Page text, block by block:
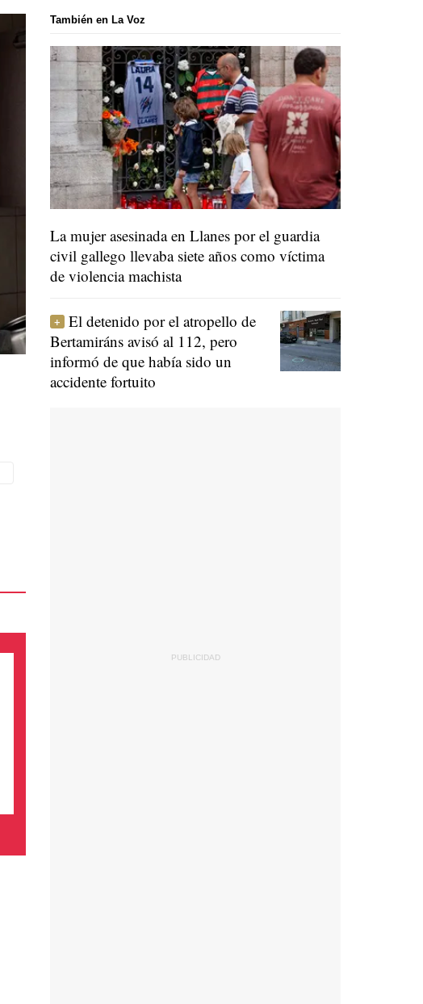
También en La Voz
La mujer asesinada en Llanes por el guardia
civil gallego llevaba siete años como víctima
de violencia machista
El detenido por el atropello de
Bertamiráns avisó al 112, pero
informó de que había sido un
accidente fortuito